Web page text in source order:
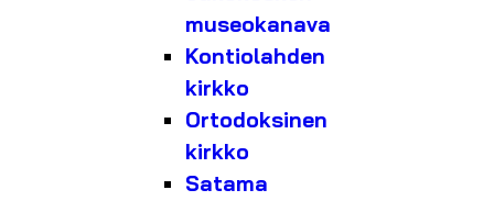
museokanava
Kontiolahden
kirkko
Ortodoksinen
kirkko
Satama